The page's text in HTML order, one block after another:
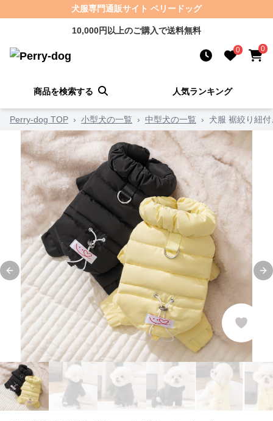
犬服専門通販サイト ペリードッグ
10,000円以上のご購入で送料無料
0 0
商品を検索する 人気ランキング
Perry-dog TOP › 小型犬の一覧 › 中型犬の一覧 › 犬服 裾絞り紐
Previous slide